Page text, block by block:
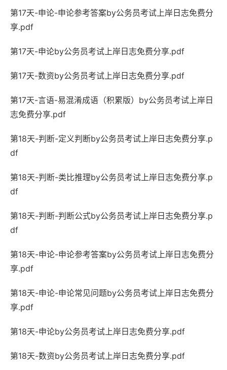
第17天-申论-申论参考答案by公务员考试上岸日志免费分
享.pdf
第17天-申论by公务员考试上岸日志免费分享.pdf
第17天-数资by公务员考试上岸日志免费分享.pdf
第17天-言语-易混淆成语（积累版）by公务员考试上岸日
志免费分享.pdf
第18天-判断-定义判断by公务员考试上岸日志免费分享.p
df
第18天-判断-类比推理by公务员考试上岸日志免费分享.p
df
第18天-判断-判断公式by公务员考试上岸日志免费分享.p
df
第18天-申论-申论参考答案by公务员考试上岸日志免费分
享.pdf
第18天-申论-申论常见问题by公务员考试上岸日志免费分
享.pdf
第18天-申论by公务员考试上岸日志免费分享.pdf
第18天-数资by公务员考试上岸日志免费分享.pdf